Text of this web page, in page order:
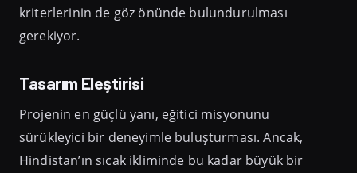
kriterlerinin de göz önünde bulundurulması
gerekiyor.
Tasarım Eleştirisi
Projenin en güçlü yanı, eğitici misyonunu
sürükleyici bir deneyimle buluşturması. Ancak,
Hindistan’ın sıcak ikliminde bu kadar büyük bir